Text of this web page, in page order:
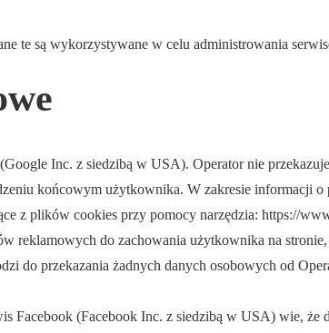
te są wykorzystywane w celu administrowania
Inc. z siedzibą w USA). Operator nie
końcowym użytkownika. W zakresie informacji
z plików cookies przy pomocy narzędzia: https://
reklamowych do zachowania użytkownika na
do przekazania żadnych danych osobowych od
Facebook (Facebook Inc. z siedzibą w USA) wie, że